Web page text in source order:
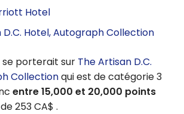
Hotel
D.C. Hotel, Autograph Collection
se porterait sur The Artisan D.C.
Collectionqui est de catégorie 3
entre 15,000 et 20,000 points
253 CA$ .